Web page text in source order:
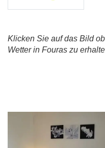
Klicken Sie auf das Bild
Wetter in Fouras zu